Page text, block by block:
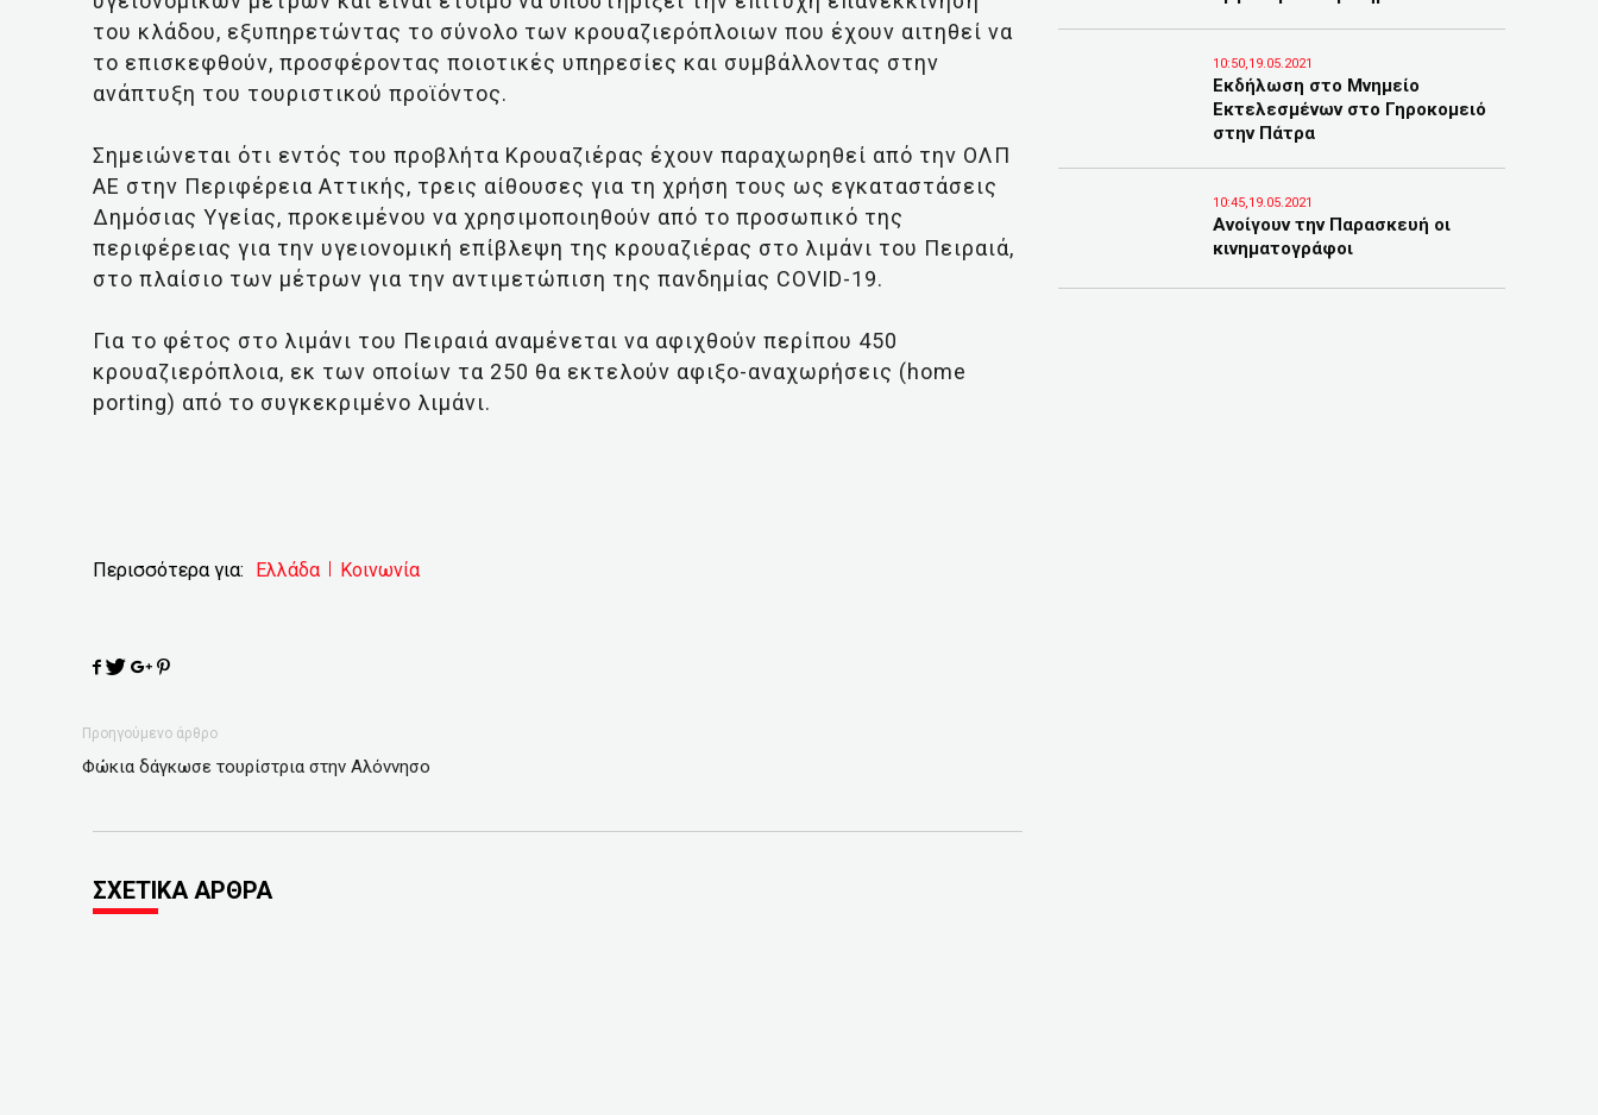
του κλάδου, εξυπηρετώντας το σύνολο των κρουαζιερόπλοιων που έχουν αιτηθεί να
το επισκεφθούν, προσφέροντας ποιοτικές υπηρεσίες και συμβάλλοντας στην
ανάπτυξη του τουριστικού προϊόντος.
Σημειώνεται ότι εντός του προβλήτα Κρουαζιέρας έχουν παραχωρηθεί από την ΟΛΠ
ΑΕ στην Περιφέρεια Αττικής, τρεις αίθουσες για τη χρήση τους ως εγκαταστάσεις
Δημόσιας Υγείας, προκειμένου να χρησιμοποιηθούν από το προσωπικό της
περιφέρειας για την υγειονομική επίβλεψη της κρουαζιέρας στο λιμάνι του Πειραιά,
στο πλαίσιο των μέτρων για την αντιμετώπιση της πανδημίας COVID-19.
Για το φέτος στο λιμάνι του Πειραιά αναμένεται να αφιχθούν περίπου 450
κρουαζιερόπλοια, εκ των οποίων τα 250 θα εκτελούν αφιξο-αναχωρήσεις (home
porting) από το συγκεκριμένο λιμάνι.
Περισσότερα για: Ελλάδα Κοινωνία
Προηγούμενο άρθρο
Φώκια δάγκωσε τουρίστρια στην Αλόννησο
ΣΧΕΤΙΚΑ ΑΡΘΡΑ
10:50,19.05.2021
Εκδήλωση στο Μνημείο
Εκτελεσμένων στο Γηροκομειό
στην Πάτρα
10:45,19.05.2021
Ανοίγουν την Παρασκευή οι
κινηματογράφοι